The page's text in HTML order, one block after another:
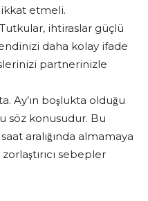
etmeli.
ihtiraslar güçlü
daha kolay ifade
partnerinizle
Ay’ın boşlukta olduğu
söz konusudur. Bu
aralığında almamaya
sebepler